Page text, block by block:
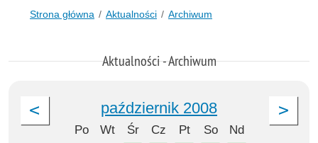
Strona główna Aktualności Archiwum
Aktualności - Archiwum
październik 2008
Po Wt Śr Cz Pt So
Nd